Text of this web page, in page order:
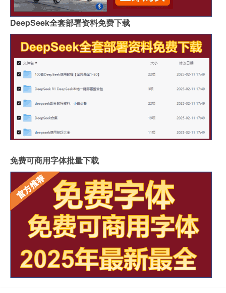
DeepSeek全套部署资料免费下载
免费可商用字体批量下载